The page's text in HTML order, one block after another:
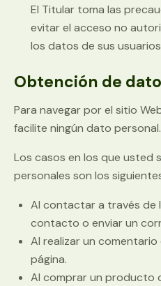
El Titular toma las
evitar el acceso no
los datos de sus
Obtención de
Para navegar por el sitio
facilite ningún dato personal.
Los casos en los que usted
personales son los
Al contactar a través de
contacto o enviar un
Al realizar un
página.
Al comprar un producto